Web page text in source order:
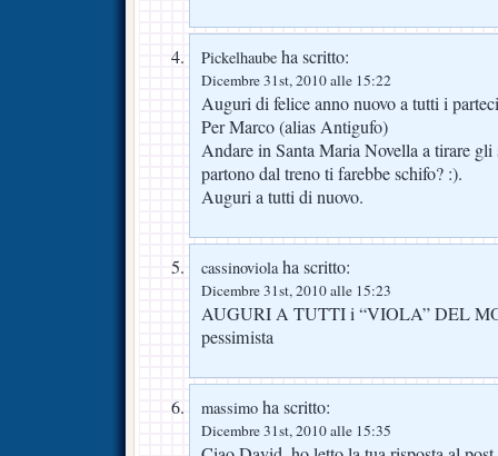
Pickelhaube ha scritto:
Dicembre 31st, 2010 alle 15:22
Auguri di felice anno nuovo a tutti i
Per Marco (alias Antigufo)
Andare in Santa Maria Novella a tirare
partono dal treno ti farebbe schifo? :).
Auguri a tutti di nuovo.
cassinoviolaha scritto:
Dicembre 31st, 2010 alle 15:23
AUGURI A TUTTI i “VIOLA” DEL
pessimista
massimo ha scritto:
Dicembre 31st, 2010 alle 15:35